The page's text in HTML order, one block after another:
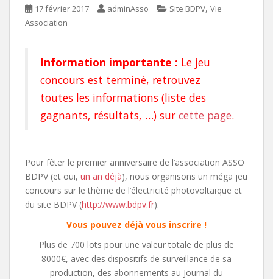
17 février 2017 adminAsso Site BDPV, Vie
Association
Information importante : Le jeu
concours est terminé, retrouvez
toutes les informations (liste des
gagnants, résultats, …) sur cette page.
Pour fêter le premier anniversaire de l’association ASSO
BDPV (et oui, un an déjà), nous organisons un méga jeu
concours sur le thème de l’électricité photovoltaïque et
du site BDPV (http://www.bdpv.fr).
Vous pouvez déjà vous inscrire !
Plus de 700 lots pour une valeur totale de plus de
8000€, avec des dispositifs de surveillance de sa
production, des abonnements au Journal du